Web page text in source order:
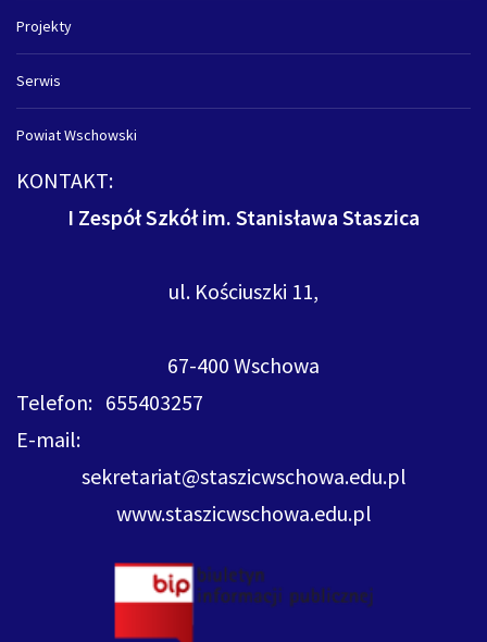
Projekty
Serwis
Powiat Wschowski
KONTAKT:
I Zespół Szkół im. Stanisława Staszica
ul. Kościuszki 11,
67-400 Wschowa
Telefon: 655403257
E-mail:
sekretariat@staszicwschowa.edu.pl
www.staszicwschowa.edu.pl